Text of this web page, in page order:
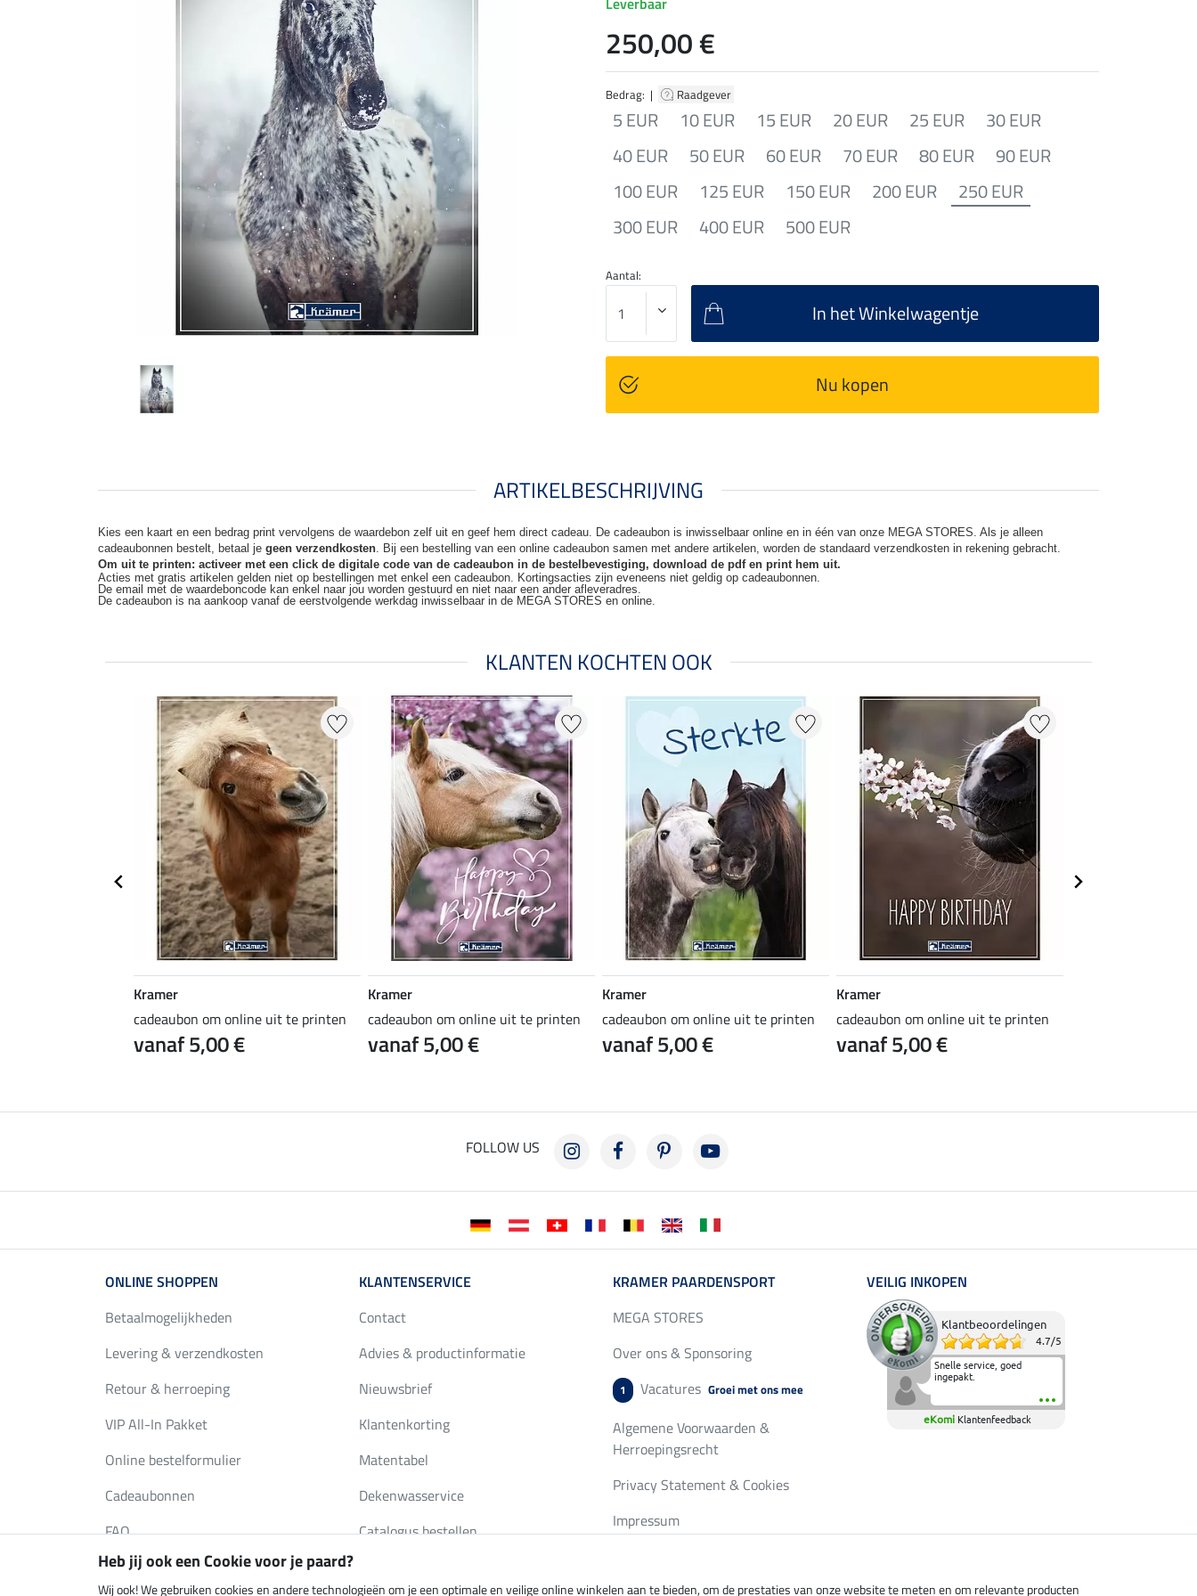
Bedrag: | Raadgever
5 EUR 10 EUR 15 EUR 20 EUR 25 EUR
30 EUR
40 EUR
50 EUR 60 EUR 70 EUR 80 EUR
90 EUR
100 EUR
125 EUR 150 EUR 200 EUR
250 EUR
300 EUR
400 EUR 500 EUR
250,00 €
Aantal:
In het Winkelwagentje
Nu kopen
ARTIKELBESCHRIJVING
Kies een kaart en een bedrag print vervolgens de waardebon zelf uit en geef hem direct cadeau. De cadeaubon is inwisselbaar online en in één van onze MEGA STORES. Als je alleen
cadeaubonnen bestelt, betaal je geen verzendkosten. Bij een bestelling van een online cadeaubon samen met andere artikelen, worden de standaard verzendkosten in rekening gebracht.
Om uit te printen: activeer met een click de digitale code van de cadeaubon in de bestelbevestiging, download de pdf en print hem uit.
Acties met gratis artikelen gelden niet op bestellingen met enkel een cadeaubon. Kortingsacties zijn eveneens niet geldig op cadeaubonnen.
De email met de waardeboncode kan enkel naar jou worden gestuurd en niet naar een ander afleveradres.
De cadeaubon is na aankoop vanaf de eerstvolgende werkdag inwisselbaar in de MEGA STORES en online.
KLANTEN KOCHTEN OOK
Kramer
cadeaubon om online uit te printen
vanaf 5,00 €
Kramer
cadeaubon om online uit te printen
vanaf 5,00 €
Kramer
cadeaubon om online uit te printen
vanaf 5,00 €
Kramer
cadeaubon om online uit te printen
vanaf 5,00 €
FOLLOW US
ONLINE SHOPPEN
Betaalmogelijkheden
Levering & verzendkosten
Retour & herroeping
VIP All-In Pakket
Online bestelformulier
Cadeaubonnen
FAQ
KLANTENSERVICE
Contact
Advies & productinformatie
Nieuwsbrief
Klantenkorting
Matentabel
Dekenwasservice
Catalogus bestellen
KRAMER PAARDENSPORT
MEGA STORES
Over ons & Sponsoring
1 Vacatures Groei met ons mee
Algemene Voorwaarden &
Herroepingsrecht
Privacy Statement & Cookies
Impressum
VEILIG INKOPEN
Klantbeoordelingen
4.7/5
Snelle service, goed
ingepakt.
eKomi Klantenfeedback
Heb jij ook een Cookie voor je paard?
Wij ook! We gebruiken cookies en andere technologieën om je een optimale en veilige online winkelen aan te bieden, om de prestaties van onze website te meten en om relevante producten